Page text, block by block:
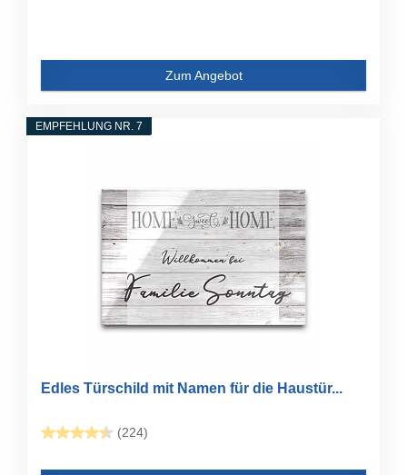
Zum Angebot
EMPFEHLUNG NR. 7
Edles Türschild mit Namen für die Haustür...
(224)